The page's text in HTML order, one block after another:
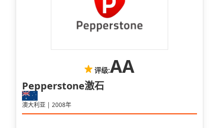
评级:AA
Pepperstone激石
澳大利亚 | 2008年